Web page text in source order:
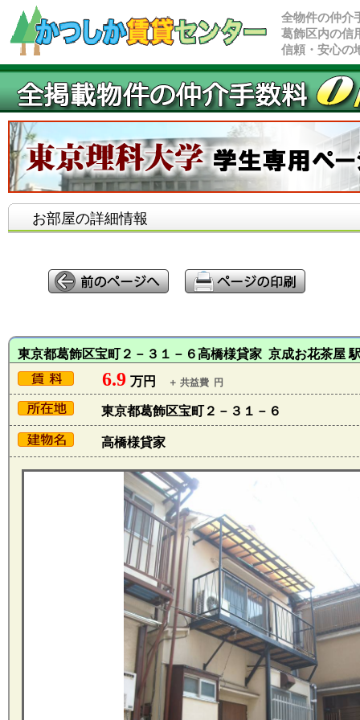
全物件の仲介
葛飾区内の信
信頼・安心の
お部屋の詳細情報
東京都葛飾区宝町２－３１－６高橋様貸家 京成お花茶屋
6.9 万円 ＋ 共益費 円
東京都葛飾区宝町２－３１－６
高橋様貸家